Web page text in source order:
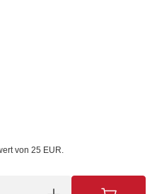
von 25 EUR.